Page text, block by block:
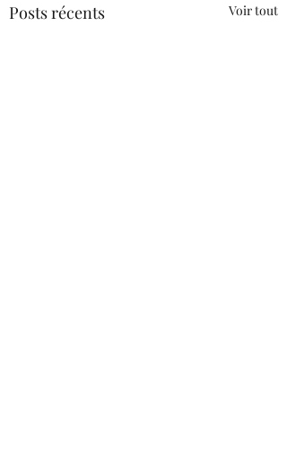
Posts récents Voir tout